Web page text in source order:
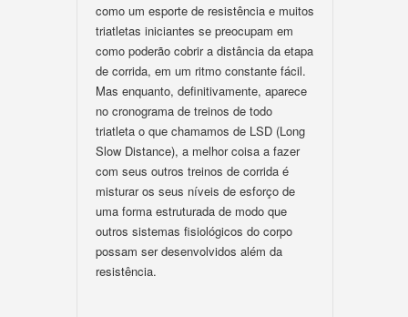
como um esporte de resistência e muitos
triatletas iniciantes se preocupam em
como poderão cobrir a distância da etapa
de corrida, em um ritmo constante fácil.
Mas enquanto, definitivamente, aparece
no cronograma de treinos de todo
triatleta o que chamamos de LSD (Long
Slow Distance), a melhor coisa a fazer
com seus outros treinos de corrida é
misturar os seus níveis de esforço de
uma forma estruturada de modo que
outros sistemas fisiológicos do corpo
possam ser desenvolvidos além da
resistência.